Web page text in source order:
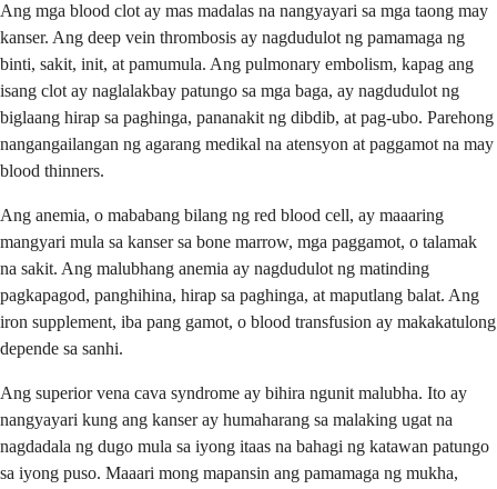
Ang mga blood clot ay mas madalas na nangyayari sa mga taong may
kanser. Ang deep vein thrombosis ay nagdudulot ng pamamaga ng
binti, sakit, init, at pamumula. Ang pulmonary embolism, kapag ang
isang clot ay naglalakbay patungo sa mga baga, ay nagdudulot ng
biglaang hirap sa paghinga, pananakit ng dibdib, at pag-ubo. Parehong
nangangailangan ng agarang medikal na atensyon at paggamot na may
blood thinners.
Ang anemia, o mababang bilang ng red blood cell, ay maaaring
mangyari mula sa kanser sa bone marrow, mga paggamot, o talamak
na sakit. Ang malubhang anemia ay nagdudulot ng matinding
pagkapagod, panghihina, hirap sa paghinga, at maputlang balat. Ang
iron supplement, iba pang gamot, o blood transfusion ay makakatulong
depende sa sanhi.
Ang superior vena cava syndrome ay bihira ngunit malubha. Ito ay
nangyayari kung ang kanser ay humaharang sa malaking ugat na
nagdadala ng dugo mula sa iyong itaas na bahagi ng katawan patungo
sa iyong puso. Maaari mong mapansin ang pamamaga ng mukha,